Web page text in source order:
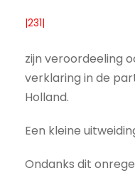
|231|
zijn veroordeeling
verklaring in de
Holland.
Een kleine
Ondanks dit